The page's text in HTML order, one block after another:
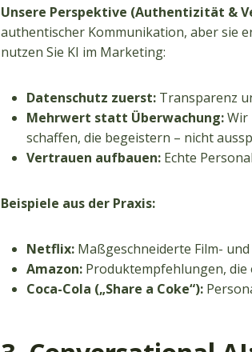
Unsere Perspektive (Authentizität &
authentischer Kommunikation, aber sie
nutzen Sie KI im Marketing:
Datenschutz zuerst: Transparenz
Mehrwert statt Überwachung:Wir
schaffen, die begeistern – nicht
Vertrauen aufbauen: Echte
Beispiele aus der Praxis:
Netflix: Maßgeschneiderte Film-
Amazon: Produktempfehlungen,
Coca-Cola („Share a Coke“):